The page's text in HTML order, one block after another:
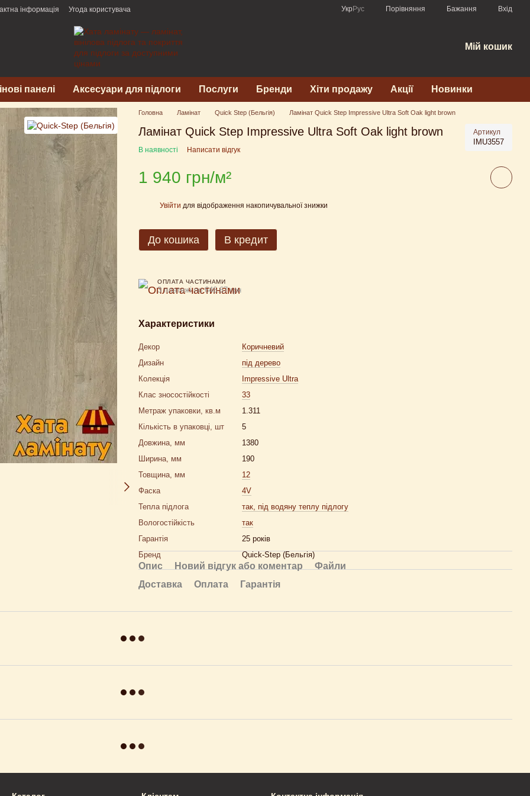
інформація Угода користувача УкрРус Порівняння Бажання Вхід
Мій кошик
панелі Аксесуари для підлоги Послуги Бренди Хіти продажу Акції Новинки
Головна Ламінат Quick Step (Бельгія) Ламінат Quick Step Impressive Ultra Soft Oak light brown
Ламінат Quick Step Impressive Ultra Soft Oak light brown Артикул
IMU3557
В наявності Написати відгук
1 940 грн/м²
Увійти для відображення накопичувальної знижки
До кошика В кредит
ОПЛАТА ЧАСТИНАМИ
3 платежі по 646.67 грн
Характеристики
Декор
Коричневий
Дизайн
під дерево
Колекція
Impressive Ultra
Клас зносостійкості
33
Метраж упаковки, кв.м
1.311
Кількість в упаковці, шт
5
Довжина, мм
1380
Ширина, мм
190
Товщина, мм
12
Фаска
4V
Тепла підлога
так, під водяну теплу підлогу
Вологостійкість
так
Гарантія
25 років
Бренд
Quick-Step (Бельгія)
Опис Новий відгук або коментар
Файли
Доставка
Оплата Гарантія